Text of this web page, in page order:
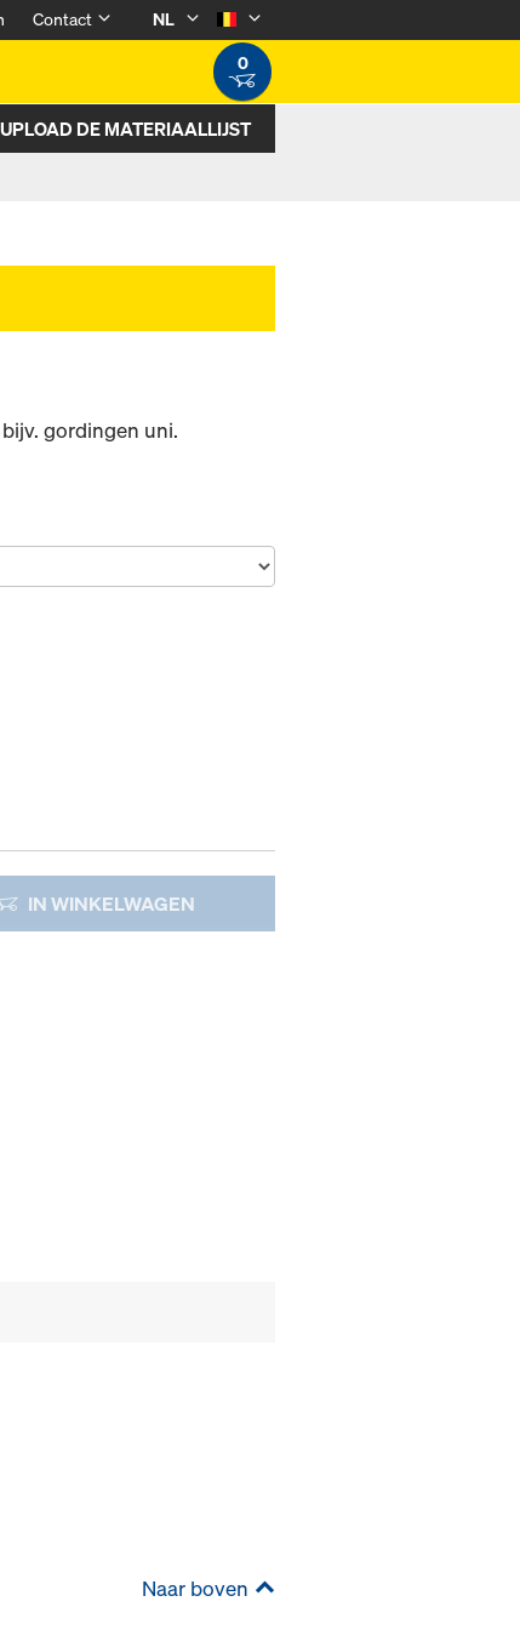
Contact
NL
0
UPLOAD DE MATERIAALLIJST
gordingen uni.
IN WINKELWAGEN
Naar boven